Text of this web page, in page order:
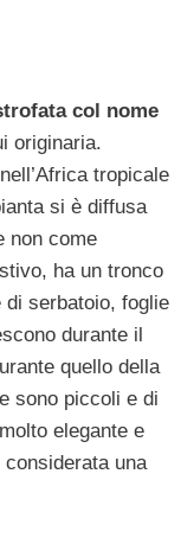
col nome
originaria.
tropicale
si è diffusa
non come
ha un tronco
serbatoio, foglie
durante il
quello della
sono piccoli e di
elegante e
una